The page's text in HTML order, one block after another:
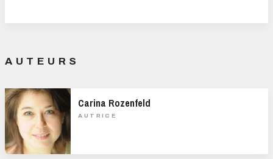
AUTEURS
Carina Rozenfeld
AUTRICE